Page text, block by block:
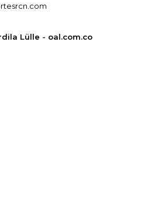
Lülle - oal.com.co